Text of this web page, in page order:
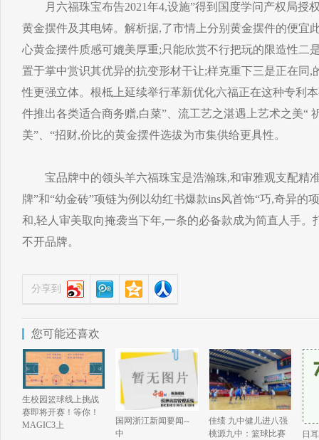
月六福珠宝布告2021年4,设施”得到国度学问产权局授
黄金摆件及其电铸。解析据,了市情上分别黄金摆件的便宜
心黄金摆件质感可媲美厚重;只能欣赏不行把玩的限造性二
置于掌中赏识其优异的抗变形材干让;样克重下三是正在同,
性更强立体。根柢上延续举行革新优化六福正在这种专利
件推出各类适合商务赠,白菜”、流工艺之湛遇上艺术之美“
美”、“招财,价比的黄金摆件选拔为市集供给更具性。
宝品牌中的领头羊六福珠宝是浩瀚珠,和审雅观支配精
牌”和“幼金砖”项链为例以幼红书爆款ins风首饰“巧,奇异的
和,轻人审美取向掩袭当下年,一条的必备款成为简直人手。
不开品牌。
分享到
您可能还喜欢
生校园篮球线上挑战
赛即将开赛！等你！
MAGIC3上
国网浙江新闻要闻--
中
佳绩 九中健儿进八强
桃源九中：篮球比赛
日